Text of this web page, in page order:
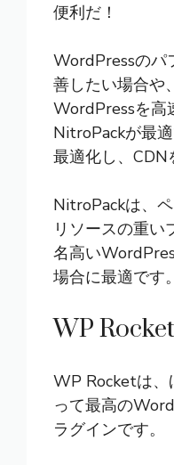
便利だ！
WordPressのパ
善したい場合や
WordPressを高
NitroPackが最
最適化し、CDN
NitroPackは、
リソースの重い
名高い
場合に最適です
WP Rocket
WP Rocketは、
って最高の
ラグインです。